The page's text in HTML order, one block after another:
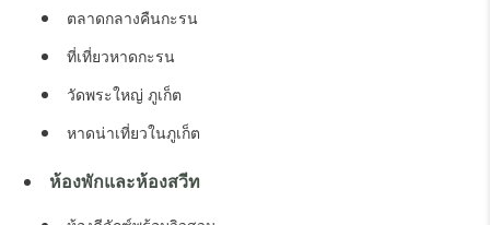
ตลาดกลางคืนกะรน
ที่เที่ยวหาดกะรน
วัดพระใหญ่ ภูเก็ต
หาดน่าเที่ยวในภูเก็ต
ห้องพักและห้องสวีท